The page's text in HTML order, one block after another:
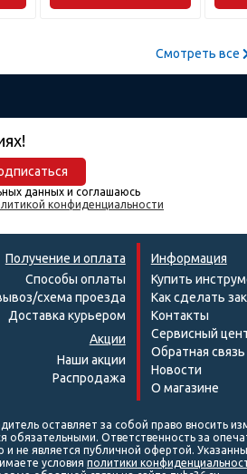
Смотреть все
данных и соглашаюсь
конфиденциальности
Получение и оплата
Способы оплаты
схема проезда
Доставка курьером
Акции
Наши акции
Распродажа
Информация
Купить
Как сделать
Контакты
Сервисный
Обратная связь
Новости
О магазине
оставляет за собой право вносить
обязательными. Ответственность за
и не является публичной офертой.
условия политики